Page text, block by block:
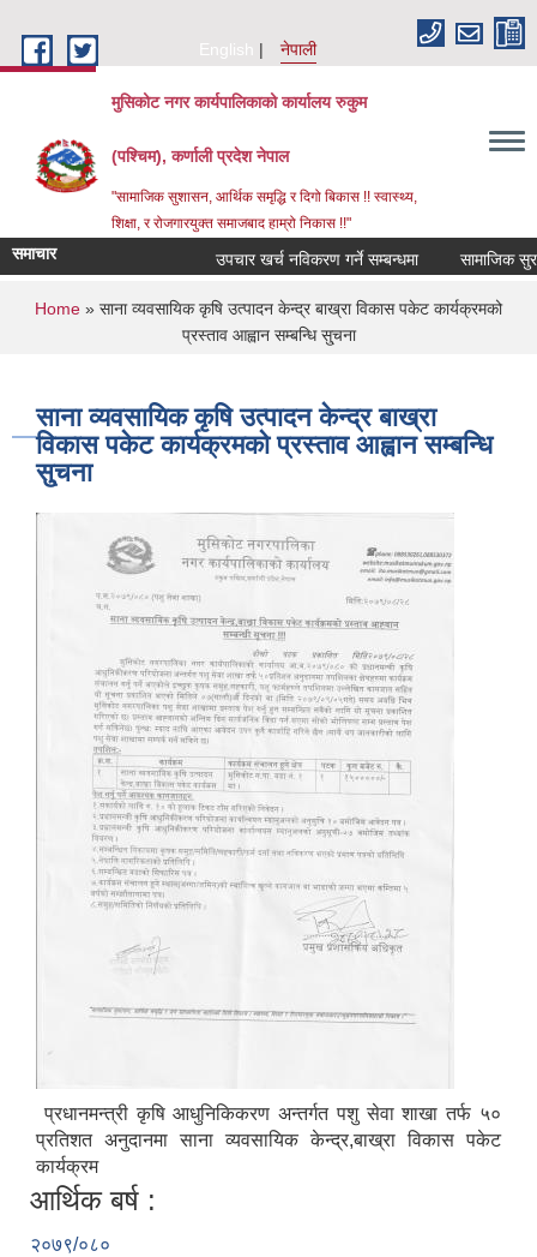
English
नेपाली
मुसिकोट नगर कार्यपालिकाको कार्यालय रुकुम
(पश्चिम), कर्णाली प्रदेश नेपाल
"सामाजिक सुशासन, आर्थिक समृद्धि र दिगो बिकास !! स्वास्थ्य,
शिक्षा, र रोजगारयुक्त समाजबाद हाम्रो निकास !!"
समाचार उपचार खर्च नविकरण गर्ने सम्बन्धमा
You are here
Home » साना व्यवसायिक कृषि उत्पादन केन्द्र बाख्रा विकास पकेट कार्यक्रमको
प्रस्ताव आह्वान सम्बन्धि सु्चना
साना व्यवसायिक कृषि उत्पादन केन्द्र बाख्रा
विकास पकेट कार्यक्रमको प्रस्ताव आह्वान सम्बन्धि
सु्चना
प्रधानमन्त्री कृषि आधुनिकिकरण अन्तर्गत पशु सेवा शाखा तर्फ ५०
प्रतिशत अनुदानमा साना व्यवसायिक केन्द्र,बाख्रा विकास पकेट
कार्यक्रम
आर्थिक बर्ष :
२०७९/०८०